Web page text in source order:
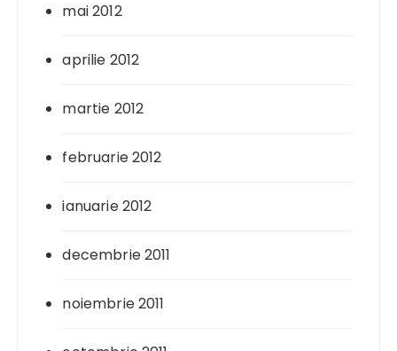
mai 2012
aprilie 2012
martie 2012
februarie 2012
ianuarie 2012
decembrie 2011
noiembrie 2011